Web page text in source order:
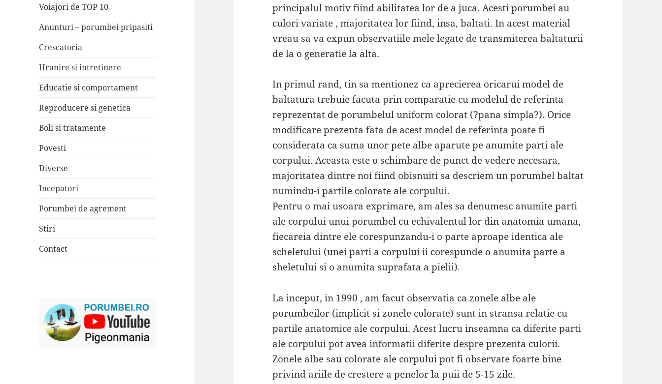
Voiajori de TOP 10
Anunturi – porumbei pripasiti
Crescatoria
Hranire si intretinere
Educatie si comportament
Reproducere si genetica
Boli si tratamente
Povesti
Diverse
Incepatori
Porumbei de agrement
Stiri
Contact
principalul motiv fiind abilitatea lor de a juca. Acesti porumbei au
culori variate , majoritatea lor fiind, insa, baltati. In acest material
vreau sa va expun observatiile mele legate de transmiterea baltaturii
de la o generatie la alta.
In primul rand, tin sa mentionez ca aprecierea oricarui model de
baltatura trebuie facuta prin comparatie cu modelul de referinta
reprezentat de porumbelul uniform colorat (?pana simpla?). Orice
modificare prezenta fata de acest model de referinta poate fi
considerata ca suma unor pete albe aparute pe anumite parti ale
corpului. Aceasta este o schimbare de punct de vedere necesara,
majoritatea dintre noi fiind obisnuiti sa descriem un porumbel baltat
numindu-i partile colorate ale corpului.
Pentru o mai usoara exprimare, am ales sa denumesc anumite parti
ale corpului unui porumbel cu echivalentul lor din anatomia umana,
fiecareia dintre ele corespunzandu-i o parte aproape identica ale
scheletului (unei parti a corpului ii corespunde o anumita parte a
sheletului si o anumita suprafata a pielii).
La inceput, in 1990 , am facut observatia ca zonele albe ale
porumbeilor (implicit si zonele colorate) sunt in stransa relatie cu
partile anatomice ale corpului. Acest lucru inseamna ca diferite parti
ale corpului pot avea informatii diferite despre prezenta culorii.
Zonele albe sau colorate ale corpului pot fi observate foarte bine
privind ariile de crestere a penelor la puii de 5-15 zile.